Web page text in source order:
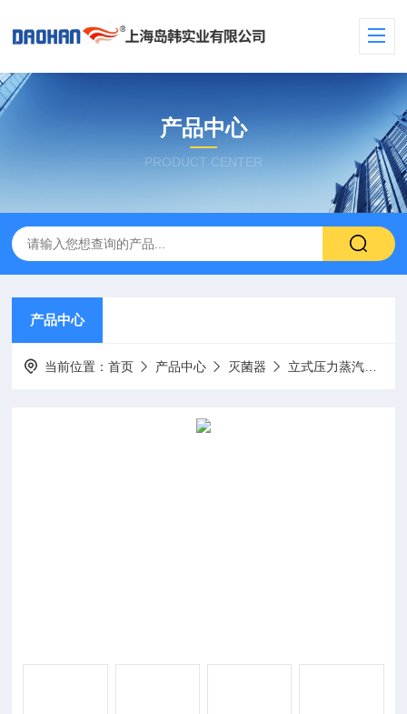
产品中心
PRODUCT CENTER
产品中心
当前位置：首页 产品中心 灭菌器 立式压力蒸汽灭菌器